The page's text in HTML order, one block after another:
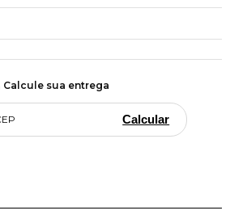
Calcule sua entrega
Calcular